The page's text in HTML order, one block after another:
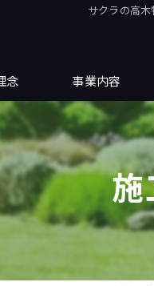
サクラの高
念 事業内容